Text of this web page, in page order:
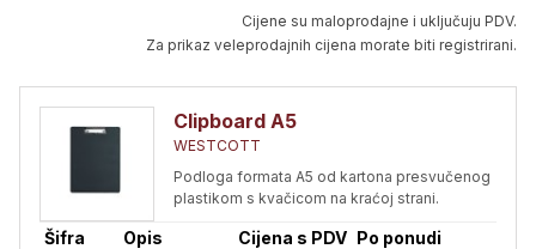
Cijene su maloprodajne i uključuju PDV.
Za prikaz veleprodajnih cijena morate biti registrirani.
Clipboard A5
WESTCOTT
Podloga formata A5 od kartona presvučenog
plastikom s kvačicom na kraćoj strani.
Šifra Opis Cijena s PDV Po ponudi